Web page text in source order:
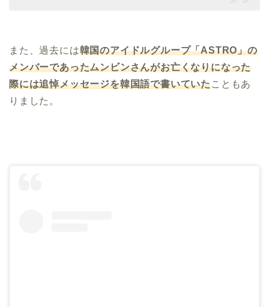
また、過去には韓国のアイドルグループ「ASTRO」の
メンバーであったムンビンさんがお亡くなりになった
際には追悼メッセージを韓国語で書いていたこともあ
りました。